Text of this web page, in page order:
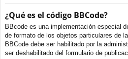
¿Qué es el código BBCode?
BBcode es una implementación especial
de formato de los objetos particulares de
BBCode debe ser habilitado por la
ser deshabilitado del formulario de